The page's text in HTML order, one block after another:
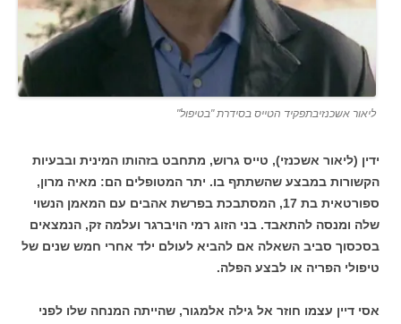
ליאור אשכנזיבתפקיד הטייס בסידרת "בטיפול"
ידין (ליאור אשכנזי), טייס גרוש, מתחבט בזהותו המינית ובבעיות
הקשורות במבצע שהשתתף בו. יתר המטופלים הם: מאיה מרון,
ספורטאית בת 17, המסתבכת בפרשת אהבים עם המאמן הנשוי
שלה ומנסה להתאבד. בני הזוג רמי הויברגר ועלמה זק, הנמצאים
בסכסוך סביב השאלה אם להביא לעולם ילד אחרי חמש שנים של
טיפולי הפריה או לבצע הפלה.
אסי דיין עצמו חוזר אל גילה אלמגור, שהייתה המנחה שלו לפני